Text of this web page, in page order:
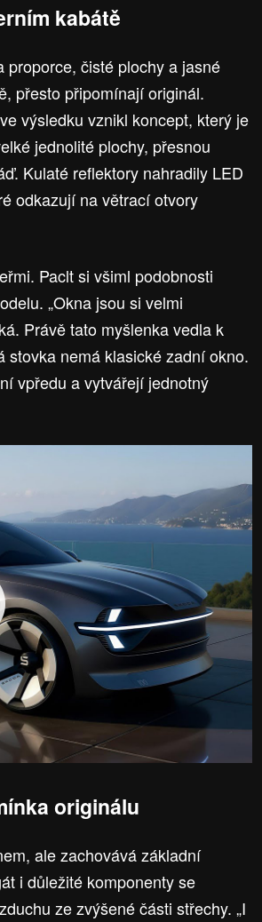
kabátě
proporce, čisté plochy a jasné
přesto připomínají originál.
výsledku vznikl koncept, který je
jednolité plochy, přesnou
Kulaté reflektory nahradily LED
odkazují na větrací otvory
Paclt si všiml podobnosti
„Okna jsou si velmi
Právě tato myšlenka vedla k
nemá klasické zadní okno.
vpředu a vytvářejí jednotný
originálu
ale zachovává základní
i důležité komponenty se
ze zvýšené části střechy. „I